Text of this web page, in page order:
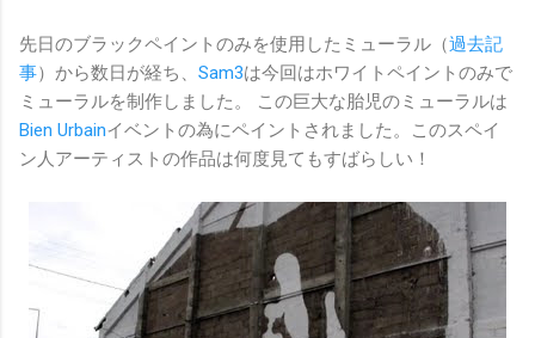
先日のブラックペイントのみを使用したミューラル（過去記
事）から数日が経ち、 Sam3は今回はホワイトペイントのみで
ミューラルを制作しました。 この巨大な胎児のミューラルは
Bien Urbainイベントの為にペイントされました。このスペイ
ン人アーティストの作品は何度見てもすばらしい！